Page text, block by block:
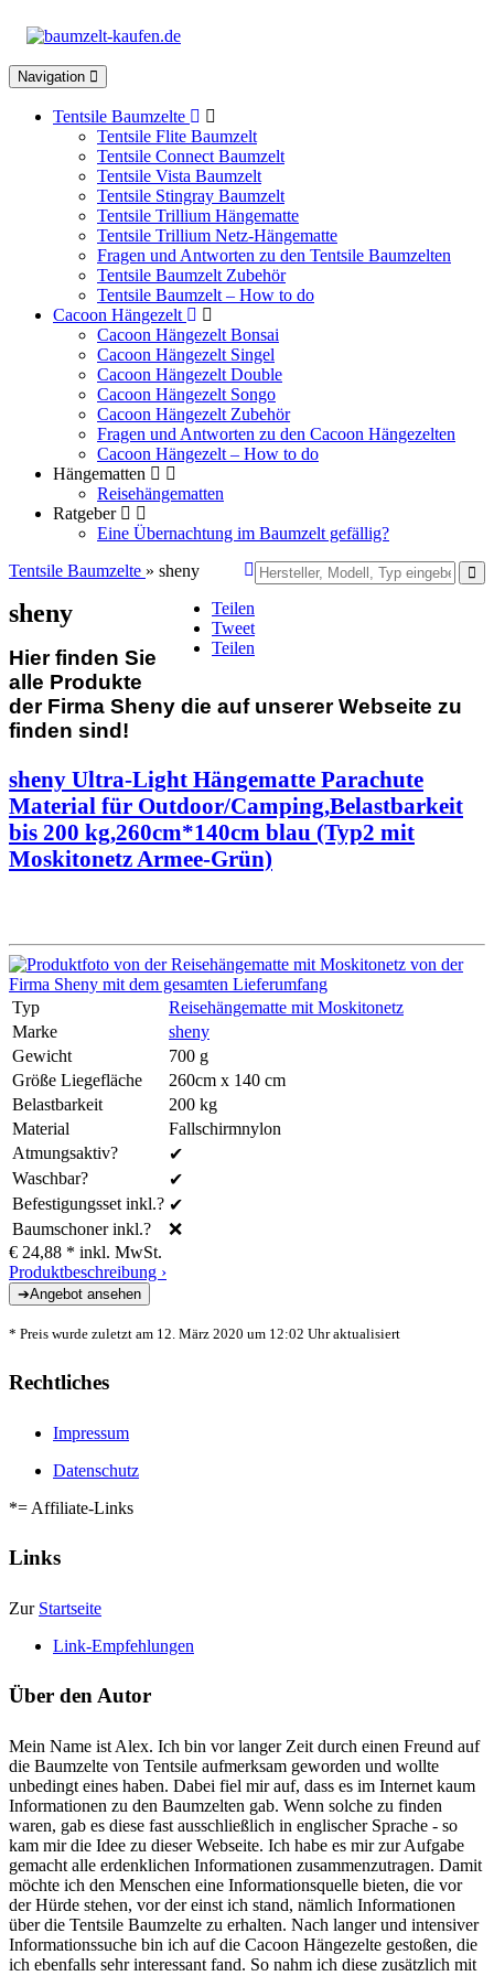
Toggle
navigation
Navigation
Tentsile Baumzelte
Tentsile Flite Baumzelt
Tentsile Connect Baumzelt
Tentsile Vista Baumzelt
Tentsile Stingray Baumzelt
Tentsile Trillium Hängematte
Tentsile Trillium Netz-Hängematte
Fragen und Antworten zu den Tentsile Baumzelten
Tentsile Baumzelt Zubehör
Tentsile Baumzelt – How to do
Cacoon Hängezelt
Cacoon Hängezelt Bonsai
Cacoon Hängezelt Singel
Cacoon Hängezelt Double
Cacoon Hängezelt Songo
Cacoon Hängezelt Zubehör
Fragen und Antworten zu den Cacoon Hängezelten
Cacoon Hängezelt – How to do
Hängematten
Reisehängematten
Ratgeber
Eine Übernachtung im Baumzelt gefällig?
Tentsile Baumzelte » sheny
Teilen
Tweet
Teilen
sheny
Hier finden Sie
alle Produkte
der Firma Sheny die auf unserer Webseite zu
finden sind!
sheny Ultra-Light Hängematte Parachute
Material für Outdoor/Camping,Belastbarkeit
bis 200 kg,260cm*140cm blau (Typ2 mit
Moskitonetz Armee-Grün)
Typ
Reisehängematte mit Moskitonetz
Marke
sheny
Gewicht
700 g
Größe Liegefläche
260cm x 140 cm
Belastbarkeit
200 kg
Material
Fallschirmnylon
Atmungsaktiv?
✔
Waschbar?
✔
Befestigungsset inkl.? ✔
Baumschoner inkl.?
❌
€ 24,88 * inkl. MwSt.
Produktbeschreibung ›
* Preis wurde zuletzt am 12. März 2020 um 12:02 Uhr aktualisiert
Rechtliches
Impressum
Datenschutz
*= Affiliate-Links
Links
Zur Startseite
Link-Empfehlungen
Über den Autor
Mein Name ist Alex. Ich bin vor langer Zeit durch einen Freund auf
die Baumzelte von Tentsile aufmerksam geworden und wollte
unbedingt eines haben. Dabei fiel mir auf, dass es im Internet kaum
Informationen zu den Baumzelten gab. Wenn solche zu finden
waren, gab es diese fast ausschließlich in englischer Sprache - so
kam mir die Idee zu dieser Webseite. Ich habe es mir zur Aufgabe
gemacht alle erdenklichen Informationen zusammenzutragen. Damit
möchte ich den Menschen eine Informationsquelle bieten, die vor
der Hürde stehen, vor der einst ich stand, nämlich Informationen
über die Tentsile Baumzelte zu erhalten. Nach langer und intensiver
Informationssuche bin ich auf die Cacoon Hängezelte gestoßen, die
ich ebenfalls sehr interessant fand. So nahm ich diese zusätzlich mit